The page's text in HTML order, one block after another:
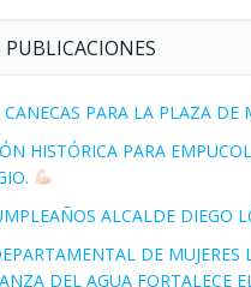
PARA LA PLAZA DE
HISTÓRICA PARA
ALCALDE DIEGO
DE MUJERES
DEL AGUA FORTALECE